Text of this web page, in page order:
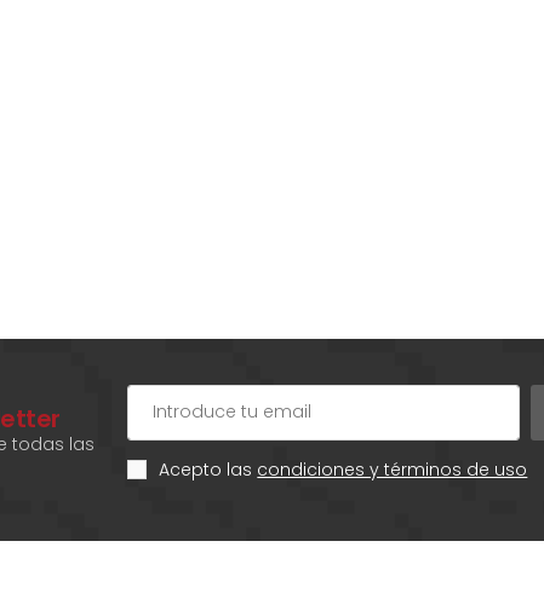
todas las
Acepto las condiciones y términos de uso